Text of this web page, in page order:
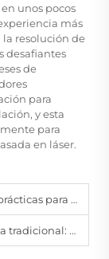
unos pocos
más
resolución de
desafiantes
de
para
y esta
para
en láser.
láser continuo
¿cuál gana?